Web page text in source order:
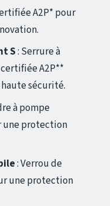
A2P* pour
S: Serrure à
A2P**
sécurité.
à pompe
une protection
: Verrou de
une protection